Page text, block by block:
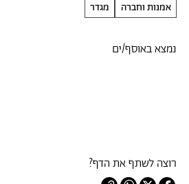
אמנות וחברה מגדר
נמצא באוסף/ים
רוצה לשתף את הדף?